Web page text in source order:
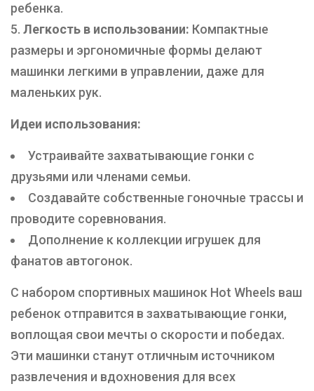
ребенка.
Легкость в использовании: Компактные
размеры и эргономичные формы делают
машинки легкими в управлении, даже для
маленьких рук.
Идеи использования:
Устраивайте захватывающие гонки с
друзьями или членами семьи.
Создавайте собственные гоночные трассы и
проводите соревнования.
Дополнение к коллекции игрушек для
фанатов автогонок.
С набором спортивных машинок Hot Wheels ваш
ребенок отправится в захватывающие гонки,
воплощая свои мечты о скорости и победах.
Эти машинки станут отличным источником
развлечения и вдохновения для всех